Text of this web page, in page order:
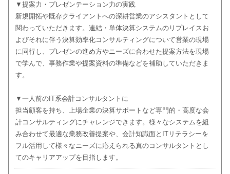
▼提案力・プレゼンテーション力の実践
新規開拓や既存クライアントへの深耕営業のアシスタントとして
関わっていただきます。連結・単体決算システムのリプレイスお
よびそれに伴う決算効率化コンサルティングについて営業の現場
に同行し、プレゼンの進め方やニーズに合わせた提案方法を現場
で学んで、事務作業や提案資料の準備などを補助していただきま
す。
▼一人前のIT系会計コンサルタントに
担当顧客を持ち、上場企業の決算サポートなど専門的・高度な会
計コンサルティングにチャレンジできます。様々なシステムを組
み合わせて最適な業務改善提案や、会計知識面とITリテラシーを
フル活用して様々なニーズに応えられる真のコンサルタントとし
てのキャリアアップを目指します。